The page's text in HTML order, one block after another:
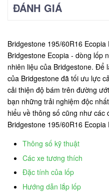
ĐÁNH GIÁ
Bridgestone 195/60R16
Bridgestone Ecopia - dòng lốp
nhiên liệu của Bridgestone. Để
của Bridgestone đã tối ưu lực
cải thiện độ bám trên đường
bạn những trải nghiệm độc
hiểu về thông số cũng như các
Bridgestone 195/60R16 Ecopia
Thông số kỹ thuật
Các xe tương thích
Đặc tính của lốp
Hướng dẫn lắp lốp